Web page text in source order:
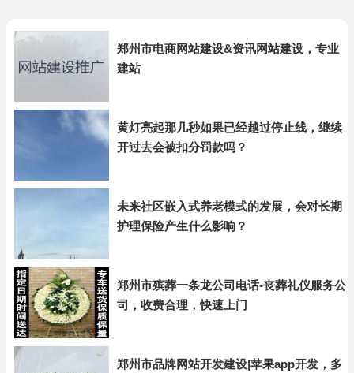
郑州市电商网站建设&资讯网站建设，专业
建站
黄灯亮起那几秒如果已经越过停止线，继续
开过去会被扣分罚款吗？
未来社区嵌入式养老模式的发展，会对长期
护理保险产生什么影响？
郑州市殡葬一条龙公司电话-丧葬礼仪服务公
司，收费合理，快速上门
郑州市品牌网站开发建设|苹果app开发，多